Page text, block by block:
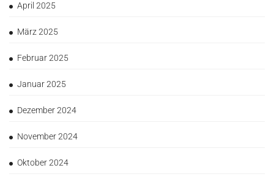
April 2025
März 2025
Februar 2025
Januar 2025
Dezember 2024
November 2024
Oktober 2024